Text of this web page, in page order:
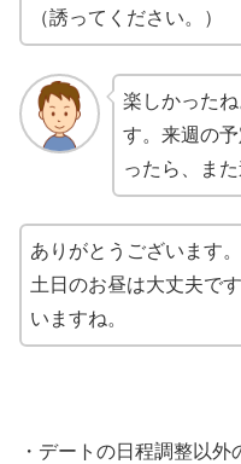
（誘ってください。）
楽しかった
す。来週の
ったら、また
ありがとうございます
土日のお昼は大丈夫で
いますね。
・デートの日程調整以